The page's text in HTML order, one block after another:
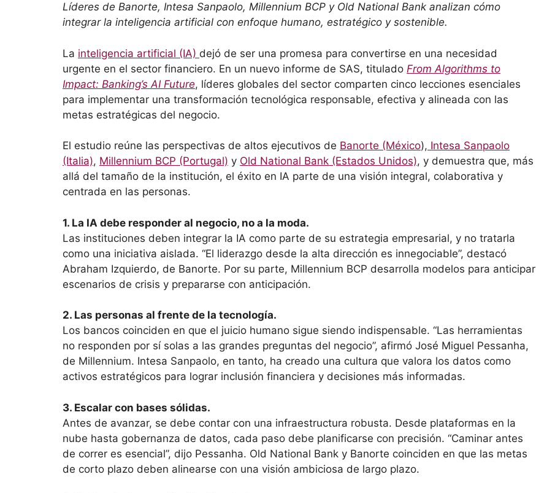
Líderes de Banorte, Intesa Sanpaolo, Millennium BCP y Old National Bank analizan cómo
integrar la inteligencia artificial con enfoque humano, estratégico y sostenible.
La inteligencia artificial (IA) dejó de ser una promesa para convertirse en una necesidad
urgente en el sector financiero. En un nuevo informe de SAS, titulado From Algorithms to
Impact: Banking’s AI Future, líderes globales del sector comparten cinco lecciones esenciales
para implementar una transformación tecnológica responsable, efectiva y alineada con las
metas estratégicas del negocio.
El estudio reúne las perspectivas de altos ejecutivos de Banorte (México), Intesa Sanpaolo
(Italia), Millennium BCP (Portugal) y Old National Bank (Estados Unidos), y demuestra que, más
allá del tamaño de la institución, el éxito en IA parte de una visión integral, colaborativa y
centrada en las personas.
1. La IA debe responder al negocio, no a la moda.
Las instituciones deben integrar la IA como parte de su estrategia empresarial, y no tratarla
como una iniciativa aislada. “El liderazgo desde la alta dirección es innegociable”, destacó
Abraham Izquierdo, de Banorte. Por su parte, Millennium BCP desarrolla modelos para anticipar
escenarios de crisis y prepararse con anticipación.
2. Las personas al frente de la tecnología.
Los bancos coinciden en que el juicio humano sigue siendo indispensable. “Las herramientas
no responden por sí solas a las grandes preguntas del negocio”, afirmó José Miguel Pessanha,
de Millennium. Intesa Sanpaolo, en tanto, ha creado una cultura que valora los datos como
activos estratégicos para lograr inclusión financiera y decisiones más informadas.
3. Escalar con bases sólidas.
Antes de avanzar, se debe contar con una infraestructura robusta. Desde plataformas en la
nube hasta gobernanza de datos, cada paso debe planificarse con precisión. “Caminar antes
de correr es esencial”, dijo Pessanha. Old National Bank y Banorte coinciden en que las metas
de corto plazo deben alinearse con una visión ambiciosa de largo plazo.